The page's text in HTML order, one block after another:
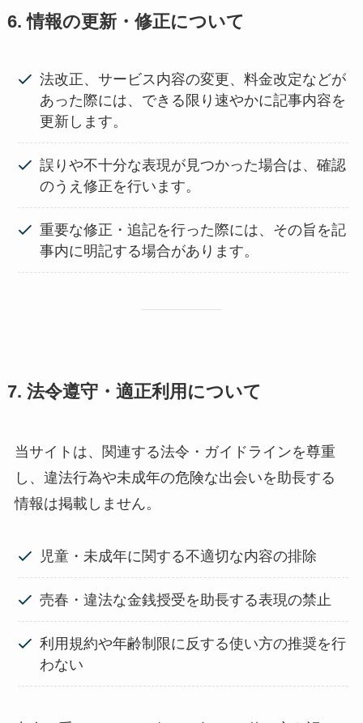
6. 情報の更新・修正について
法改正、サービス内容の変更、料金改定などが
あった際には、できる限り速やかに記事内容を
更新します。
誤りや不十分な表現が見つかった場合は、確認
のうえ修正を行います。
重要な修正・追記を行った際には、その旨を記
事内に明記する場合があります。
7. 法令遵守・適正利用について
当サイトは、関連する法令・ガイドラインを尊重
し、違法行為や未成年の危険な出会いを助長する
情報は掲載しません。
児童・未成年に関する不適切な内容の排除
売春・違法な金銭授受を助長する表現の禁止
利用規約や年齢制限に反する使い方の推奨を行
わない